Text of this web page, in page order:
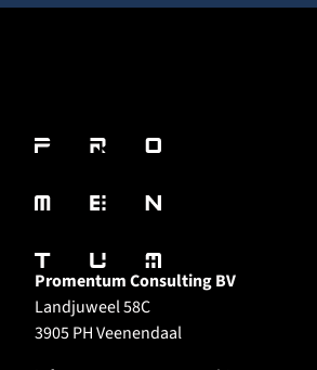
Promentum Consulting BV
Landjuweel 58C
3905 PH Veenendaal